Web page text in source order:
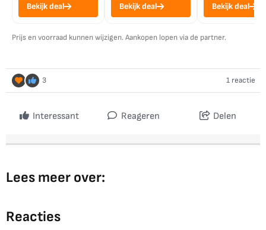
Bekijk deal Bekijk deal Bekijk deal
Prijs en voorraad kunnen wijzigen. Aankopen lopen via de partner.
3 1 reactie
Interessant Reageren Delen
Lees meer over:
Reacties